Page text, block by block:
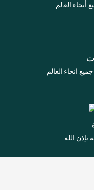
العالم
انحاء العالم
بإذن الله